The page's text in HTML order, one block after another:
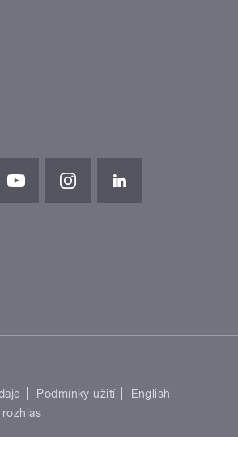
Podmínky užití
English